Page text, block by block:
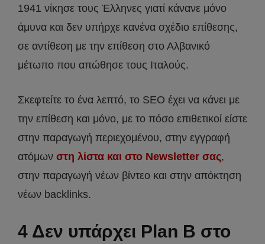
1941 νίκησε τους Έλληνες γιατί κάνανε μόνο
άμυνα και δεν υπήρχε κανένα σχέδιο επίθεσης,
σε αντίθεση με την επίθεση στο Αλβανικό
μέτωπο που απώθησε τους Ιταλούς.
Σκεφτείτε το ένα λεπτό, το SEO έχει να κάνει με
την επίθεση και μόνο, με το πόσο επιθετικοί είστε
στην παραγωγή περιεχομένου, στην εγγραφή
ατόμων στη λίστα και στο Newsletter σας,
στην παραγωγή νέων βίντεο και στην απόκτηση
νέων backlinks.
4 Δεν υπάρχει Plan B στο